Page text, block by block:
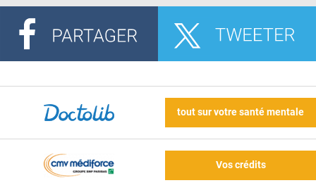
tout sur votre santé mentale
Vos crédits